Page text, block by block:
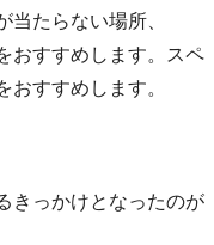
当たらない場所、
おすすめします。スペ
おすすめします。
きっかけとなったのが